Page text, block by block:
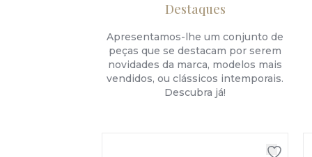
Destaques
Apresentamos-lhe um conjunto de
peças que se destacam por serem
novidades da marca, modelos mais
vendidos, ou clássicos intemporais.
Descubra já!